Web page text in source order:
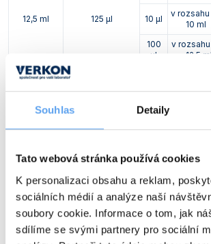
Souhlas Detaily
Tato webová stránka používá cookies
K personalizaci obsahu a reklam,
sociálních médií a analýze naší
soubory cookie. Informace o tom, jak
sdílíme se svými partnery pro sociální
12,5 ml 125 µl 10 µl
v rozsahu
10 ml
100
µl
v rozsahu
– 12,5 ml
100
µl
10 – 25
10 µl
500 µl – 10
µl
v rozsahu
– 50 ml